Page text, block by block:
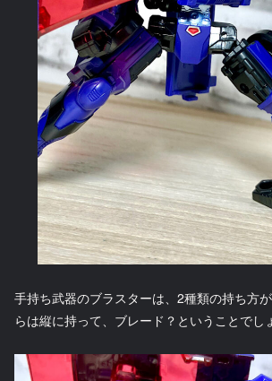
手持ち武器のブラスターは、2種類の持ち方
らは縦に持って、ブレード？ということでし